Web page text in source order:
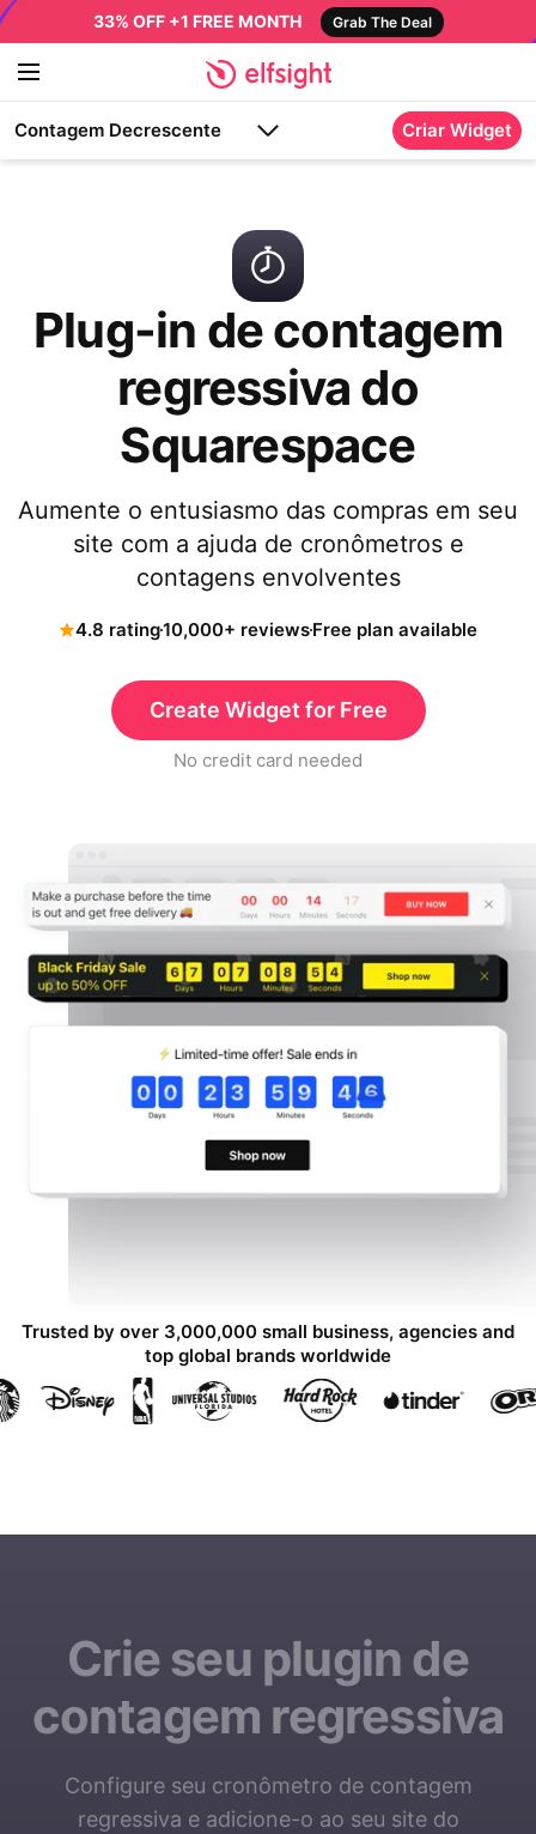
33% OFF +1 FREE MONTH Grab The Deal
Contagem Decrescente Criar Widget
Plug-in de contagem
regressiva do
Squarespace
Aumente o entusiasmo das compras em seu
site com a ajuda de cronômetros e
contagens envolventes
4.8 rating10,000+ reviewsFree plan available
Create Widget for Free
No credit card needed
Trusted by over 3,000,000 small business, agencies and
top global brands worldwide
Crie seu plugin de
contagem regressiva
Configure seu cronômetro de contagem
regressiva e adicione-o ao seu site do